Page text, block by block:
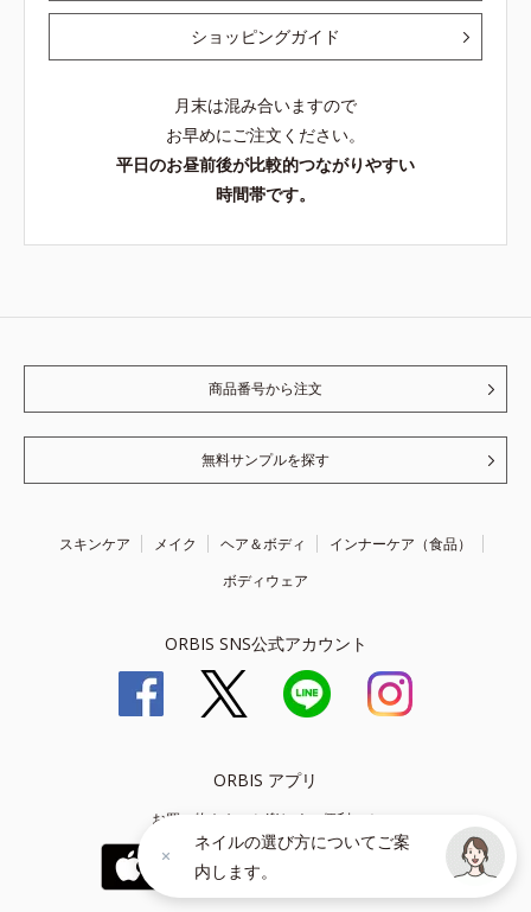
ショッピングガイド
月末は混み合いますので
お早めにご注文ください。
平日のお昼前後が比較的つながりやすい
時間帯です。
商品番号から注文
無料サンプルを探す
スキンケア メイク ヘア＆ボディ
インナーケア（食品）
ボディウェア
ORBIS SNS公式アカウント
ORBIS アプリ
お買い物をもっと楽しく、便利に！
ネイルの選び方についてご案
内します。